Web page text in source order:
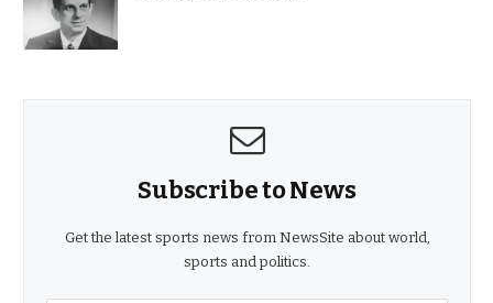
Subscribe to News
Get the latest sports news from NewsSite about world,
sports and politics.